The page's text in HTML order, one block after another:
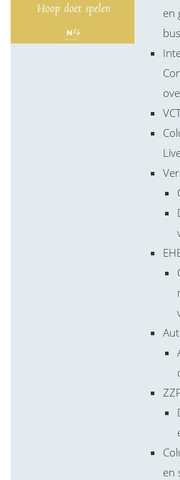
en
en